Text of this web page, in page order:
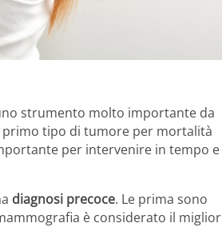
strumento molto importante da
primo tipo di tumore per mortalità
per intervenire in tempo e
diagnosi precoce. Le prima sono
è considerato il miglior